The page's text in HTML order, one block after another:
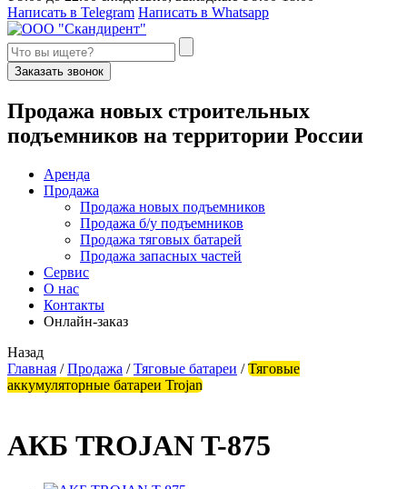
Написать в Telegram Написать в Whatsapp
Заказать звонок
Продажа новых строительных
подъемников на территории России
Аренда
Продажа
Продажа новых подъемников
Продажа б/у подъемников
Продажа тяговых батарей
Продажа запасных частей
Сервис
О нас
Контакты
Онлайн-заказ
Назад
Главная / Продажа / Тяговые батареи / Тяговые
аккумуляторные батареи Trojan
АКБ TROJAN T-875